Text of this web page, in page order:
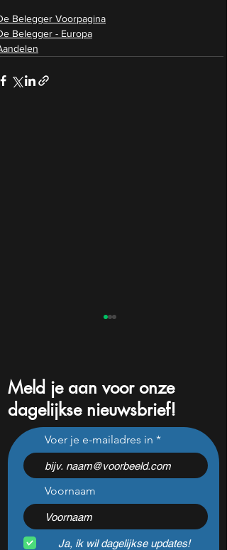
Belegger Voorpagina
Belegger - Europa
Pharming onderuit na
flinke tegenvallers: wat te
doen met het aandeel?
Meld je aan voor onze
dagelijkse nieuwsbrief!
Voer je e-mailadres in
Voornaam
Ja, ik wil dagelijkse updates!